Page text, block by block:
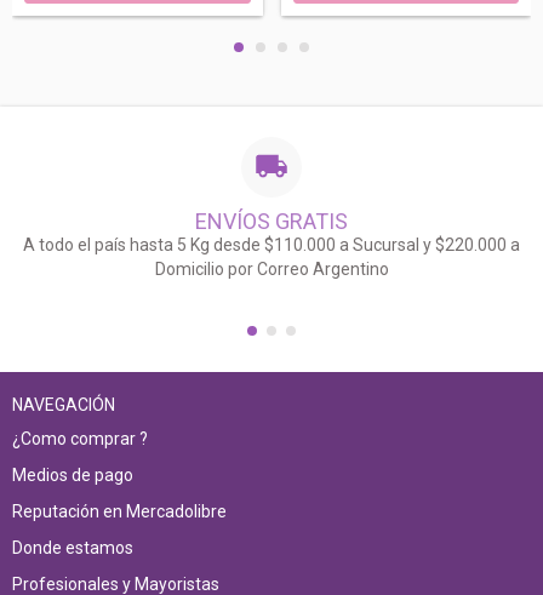
ENVÍOS GRATIS
A todo el país hasta 5 Kg desde $110.000 a Sucursal y $220.000 a
Domicilio por Correo Argentino
NAVEGACIÓN
¿Como comprar ?
Medios de pago
Reputación en Mercadolibre
Donde estamos
Profesionales y Mayoristas